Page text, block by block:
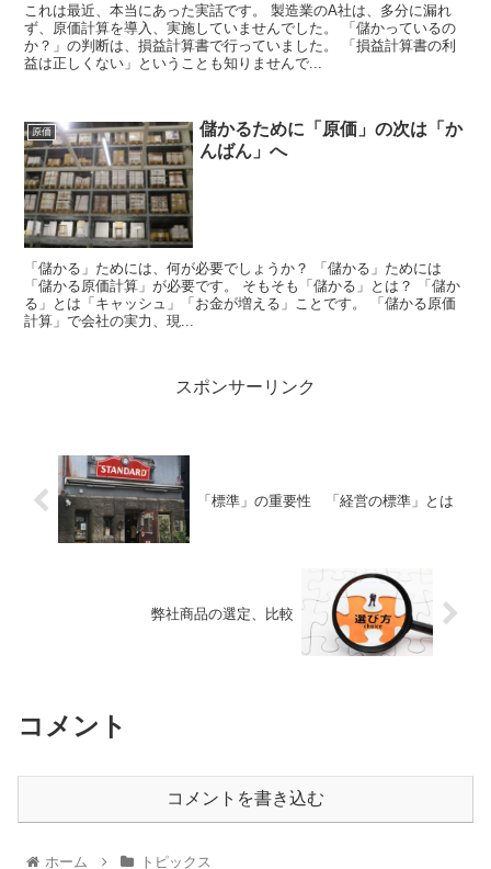
これは最近、本当にあった実話です。 製造業のA社は、多分に漏れ
ず、原価計算を導入、実施していませんでした。 「儲かっているの
か？」の判断は、損益計算書で行っていました。 「損益計算書の利
益は正しくない」ということも知りませんで...
原価
儲かるために「原価」の次は「か
んばん」へ
「儲かる」ためには、何が必要でしょうか？ 「儲かる」ためには
「儲かる原価計算」が必要です。 そもそも「儲かる」とは？ 「儲か
る」とは「キャッシュ」「お金が増える」ことです。 「儲かる原価
計算」で会社の実力、現...
スポンサーリンク
「標準」の重要性 「経営の標準」とは
弊社商品の選定、比較
コメント
コメントを書き込む
ホーム トピックス